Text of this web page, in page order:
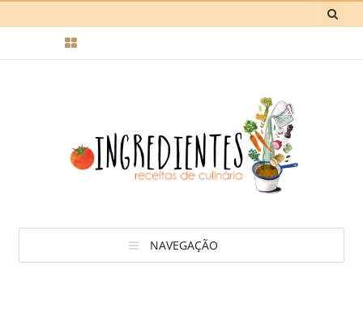
NAVEGAÇÃO